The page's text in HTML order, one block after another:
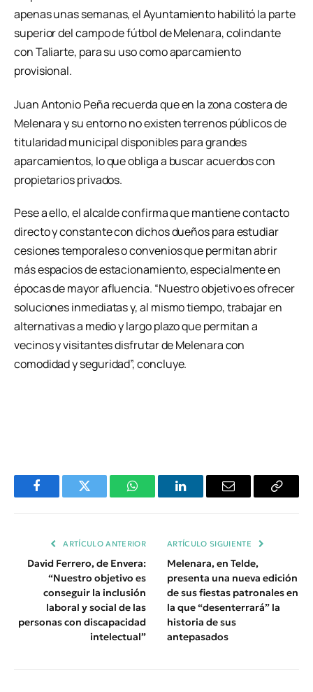
apenas unas semanas, el Ayuntamiento habilitó la parte
superior del campo de fútbol de Melenara, colindante
con Taliarte, para su uso como aparcamiento
provisional.
Juan Antonio Peña recuerda que en la zona costera de
Melenara y su entorno no existen terrenos públicos de
titularidad municipal disponibles para grandes
aparcamientos, lo que obliga a buscar acuerdos con
propietarios privados.
Pese a ello, el alcalde confirma que mantiene contacto
directo y constante con dichos dueños para estudiar
cesiones temporales o convenios que permitan abrir
más espacios de estacionamiento, especialmente en
épocas de mayor afluencia. “Nuestro objetivo es ofrecer
soluciones inmediatas y, al mismo tiempo, trabajar en
alternativas a medio y largo plazo que permitan a
vecinos y visitantes disfrutar de Melenara con
comodidad y seguridad”, concluye.
FacebookTwitter WhatsAppLinkedInEmail
Copiar
ARTÍCULO ANTERIOR
David Ferrero, de Envera:
“Nuestro objetivo es
conseguir la inclusión
laboral y social de las
personas con discapacidad
intelectual”
ARTÍCULO SIGUIENTE
Melenara, en Telde,
presenta una nueva edición
de sus fiestas patronales en
la que “desenterrará” la
historia de sus
antepasados